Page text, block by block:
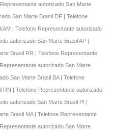
autorizado San Marte
San Marte Brasil DF | Telefone
| Telefone Representante autorizado
autorizado San Marte Brasil AP |
Brasil RR | Telefone Representante
autorizado San Marte
San Marte Brasil BA | Telefone
| Telefone Representante autorizado
autorizado San Marte Brasil PI |
Brasil MA | Telefone Representante
autorizado San Marte